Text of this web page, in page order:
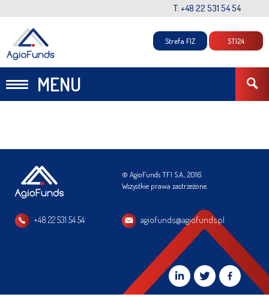
T: +48 22 531 54 54
MENU
Strefa FIZ STI24
© AgioFunds TFI S.A., 2016.
Wszystkie prawa zastrzeżone.
+48 22 531 54 54 agiofunds@agiofunds.pl